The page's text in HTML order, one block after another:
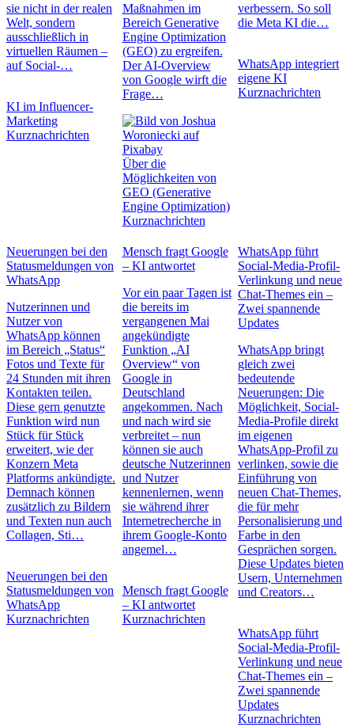
sie nicht in der realen
Welt, sondern
ausschließlich in
virtuellen Räumen –
auf Social-…
KI im Influencer-
Marketing
Kurznachrichten
Maßnahmen im
Bereich Generative
Engine Optimization
(GEO) zu ergreifen.
Der AI-Overview
von Google wirft die
Frage…
Über die
Möglichkeiten von
GEO (Generative
Engine Optimization)
Kurznachrichten
verbessern. So soll
die Meta KI die…
WhatsApp integriert
eigene KI
Kurznachrichten
Neuerungen bei den
Statusmeldungen von
WhatsApp
Nutzerinnen und
Nutzer von
WhatsApp können
im Bereich „Status“
Fotos und Texte für
24 Stunden mit ihren
Kontakten teilen.
Diese gern genutzte
Funktion wird nun
Stück für Stück
erweitert, wie der
Konzern Meta
Platforms ankündigte.
Demnach können
zusätzlich zu Bildern
und Texten nun auch
Collagen, Sti…
Neuerungen bei den
Statusmeldungen von
WhatsApp
Kurznachrichten
Mensch fragt Google
– KI antwortet
Vor ein paar Tagen ist
die bereits im
vergangenen Mai
angekündigte
Funktion „AI
Overview“ von
Google in
Deutschland
angekommen. Nach
und nach wird sie
verbreitet – nun
können sie auch
deutsche Nutzerinnen
und Nutzer
kennenlernen, wenn
sie während ihrer
Internetrecherche in
ihrem Google-Konto
angemel…
Mensch fragt Google
– KI antwortet
Kurznachrichten
WhatsApp führt
Social-Media-Profil-
Verlinkung und neue
Chat-Themes ein –
Zwei spannende
Updates
WhatsApp bringt
gleich zwei
bedeutende
Neuerungen: Die
Möglichkeit, Social-
Media-Profile direkt
im eigenen
WhatsApp-Profil zu
verlinken, sowie die
Einführung von
neuen Chat-Themes,
die für mehr
Personalisierung und
Farbe in den
Gesprächen sorgen.
Diese Updates bieten
Usern, Unternehmen
und Creators…
WhatsApp führt
Social-Media-Profil-
Verlinkung und neue
Chat-Themes ein –
Zwei spannende
Updates
Kurznachrichten